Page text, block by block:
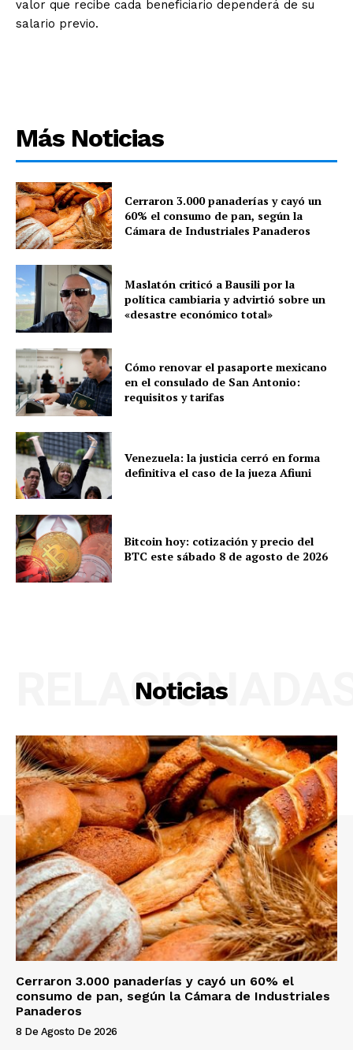
valor que recibe cada beneficiario dependerá de su
salario previo.
Más Noticias
Cerraron 3.000 panaderías y cayó un
60% el consumo de pan, según la
Cámara de Industriales Panaderos
Maslatón criticó a Bausili por la
política cambiaria y advirtió sobre un
«desastre económico total»
Cómo renovar el pasaporte mexicano
en el consulado de San Antonio:
requisitos y tarifas
Venezuela: la justicia cerró en forma
definitiva el caso de la jueza Afiuni
Bitcoin hoy: cotización y precio del
BTC este sábado 8 de agosto de 2026
Noticias
Cerraron 3.000 panaderías y cayó un 60% el
consumo de pan, según la Cámara de Industriales
Panaderos
8 De Agosto De 2026